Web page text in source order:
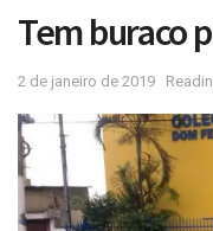
Tem buraco
2 de janeiro de 2019